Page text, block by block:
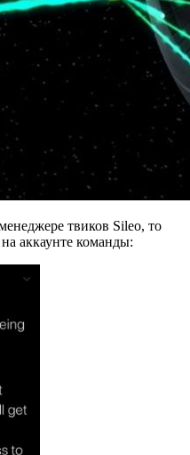
твиков Sileo, то
аккаунте команды: